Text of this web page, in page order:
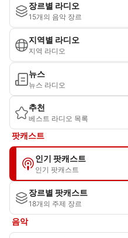
장르별 라디오
15개의 음악 장르
지역별 라디오
지역 라디오
뉴스
뉴스 라디오
추천
베스트 라디오 목록
팟캐스트
인기 팟캐스트
인기 팟캐스트
장르별 팟캐스트
18개의 주제 장르
음악